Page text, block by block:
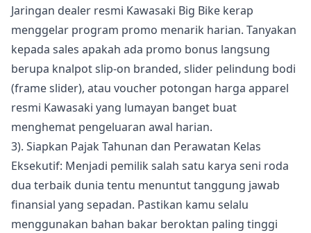
Jaringan dealer resmi Kawasaki Big Bike kerap
menggelar program promo menarik harian. Tanyakan
kepada sales apakah ada promo bonus langsung
berupa knalpot slip-on branded, slider pelindung bodi
(frame slider), atau voucher potongan harga apparel
resmi Kawasaki yang lumayan banget buat
menghemat pengeluaran awal harian.
3). Siapkan Pajak Tahunan dan Perawatan Kelas
Eksekutif: Menjadi pemilik salah satu karya seni roda
dua terbaik dunia tentu menuntut tanggung jawab
finansial yang sepadan. Pastikan kamu selalu
menggunakan bahan bakar beroktan paling tinggi